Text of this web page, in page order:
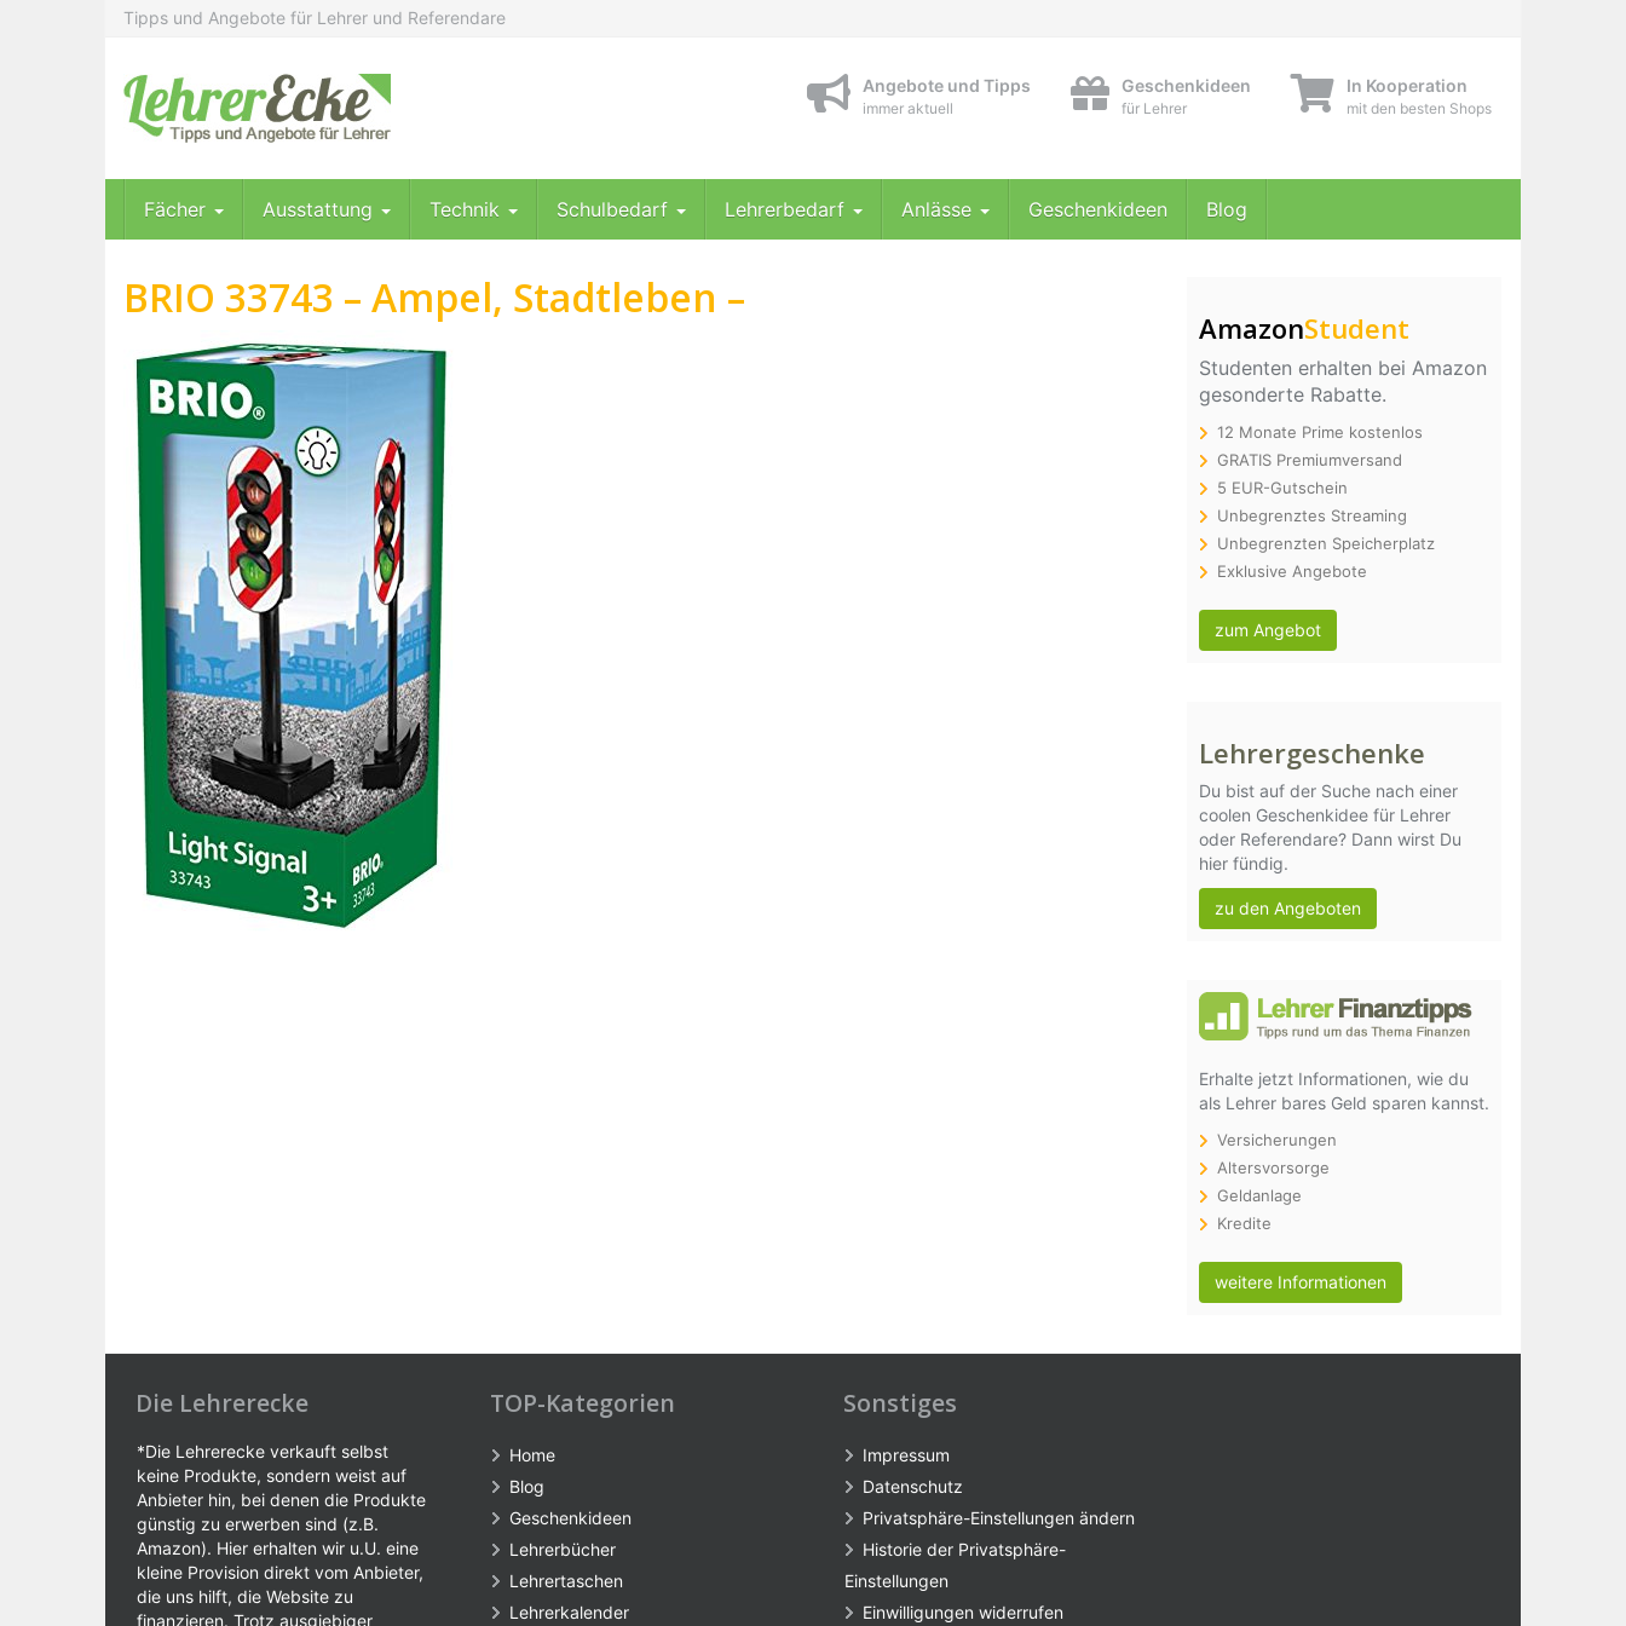
Tipps und Angebote für Lehrer und Referendare
Angebote und Tipps
immer aktuell
Geschenkideen
für Lehrer
In Kooperation
mit den besten Shops
Fächer Ausstattung Technik Schulbedarf Lehrerbedarf Anlässe Geschenkideen Blog
BRIO 33743 – Ampel, Stadtleben –
AmazonStudent
Studenten erhalten bei Amazon
gesonderte Rabatte.
12 Monate Prime kostenlos
GRATIS Premiumversand
5 EUR-Gutschein
Unbegrenztes Streaming
Unbegrenzten Speicherplatz
Exklusive Angebote
zum Angebot
Lehrergeschenke
Du bist auf der Suche nach einer
coolen Geschenkidee für Lehrer
oder Referendare? Dann wirst Du
hier fündig.
zu den Angeboten
Erhalte jetzt Informationen, wie du
als Lehrer bares Geld sparen kannst.
Versicherungen
Altersvorsorge
Geldanlage
Kredite
weitere Informationen
Die Lehrerecke
*Die Lehrerecke verkauft selbst
keine Produkte, sondern weist auf
Anbieter hin, bei denen die Produkte
günstig zu erwerben sind (z.B.
Amazon). Hier erhalten wir u.U. eine
kleine Provision direkt vom Anbieter,
die uns hilft, die Website zu
finanzieren. Trotz ausgiebiger
TOP-Kategorien
Home
Blog
Geschenkideen
Lehrerbücher
Lehrertaschen
Lehrerkalender
Sonstiges
Impressum
Datenschutz
Privatsphäre-Einstellungen ändern
Historie der Privatsphäre-
Einstellungen
Einwilligungen widerrufen